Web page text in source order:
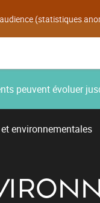
(statistiques
peuvent évoluer
environnementales